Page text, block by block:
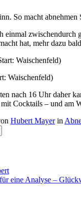
So macht abnehmen
einmal
hat, mehr dazu
Waischenfeld)
nach 16 Uhr daher
Cocktails – und am
Hubert Mayerin
eine Analyse –